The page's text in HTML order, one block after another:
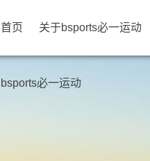
首页 关于bsports必一运动
bsports必一运动